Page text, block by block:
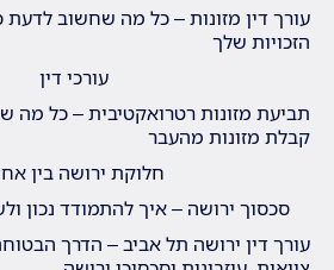
עורך דין מזונות – כל מה שחשוב
הזכויות שלך
עורכי דין
תביעת מזונות רטרואקטיבית – כל מה
קבלת מזונות מהעבר
חלוקת ירושה בין
סכסוך ירושה – איך להתמודד נכון
עורך דין ירושה תל אביב – הדרך